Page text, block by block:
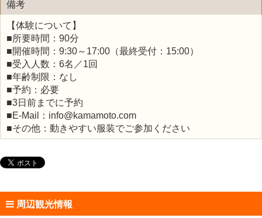
備考
【体験について】
■所要時間：90分
■開催時間：9:30～17:00（最終受付：15:00）
■受入人数：6名／1回
■年齢制限：なし
■予約：必要
■3日前までに予約
■E-Mail：info@kamamoto.com
■その他：動きやすい服装でご参加ください
周辺観光情報